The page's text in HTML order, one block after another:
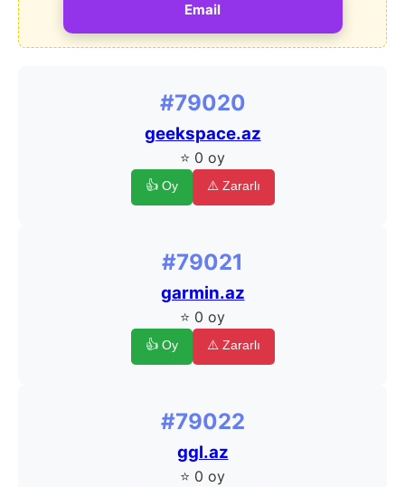
Email
#79020
geekspace.az
⭐ 0 oy
👍 Oy ⚠️ Zararlı
#79021
garmin.az
⭐ 0 oy
👍 Oy ⚠️ Zararlı
#79022
ggl.az
⭐ 0 oy